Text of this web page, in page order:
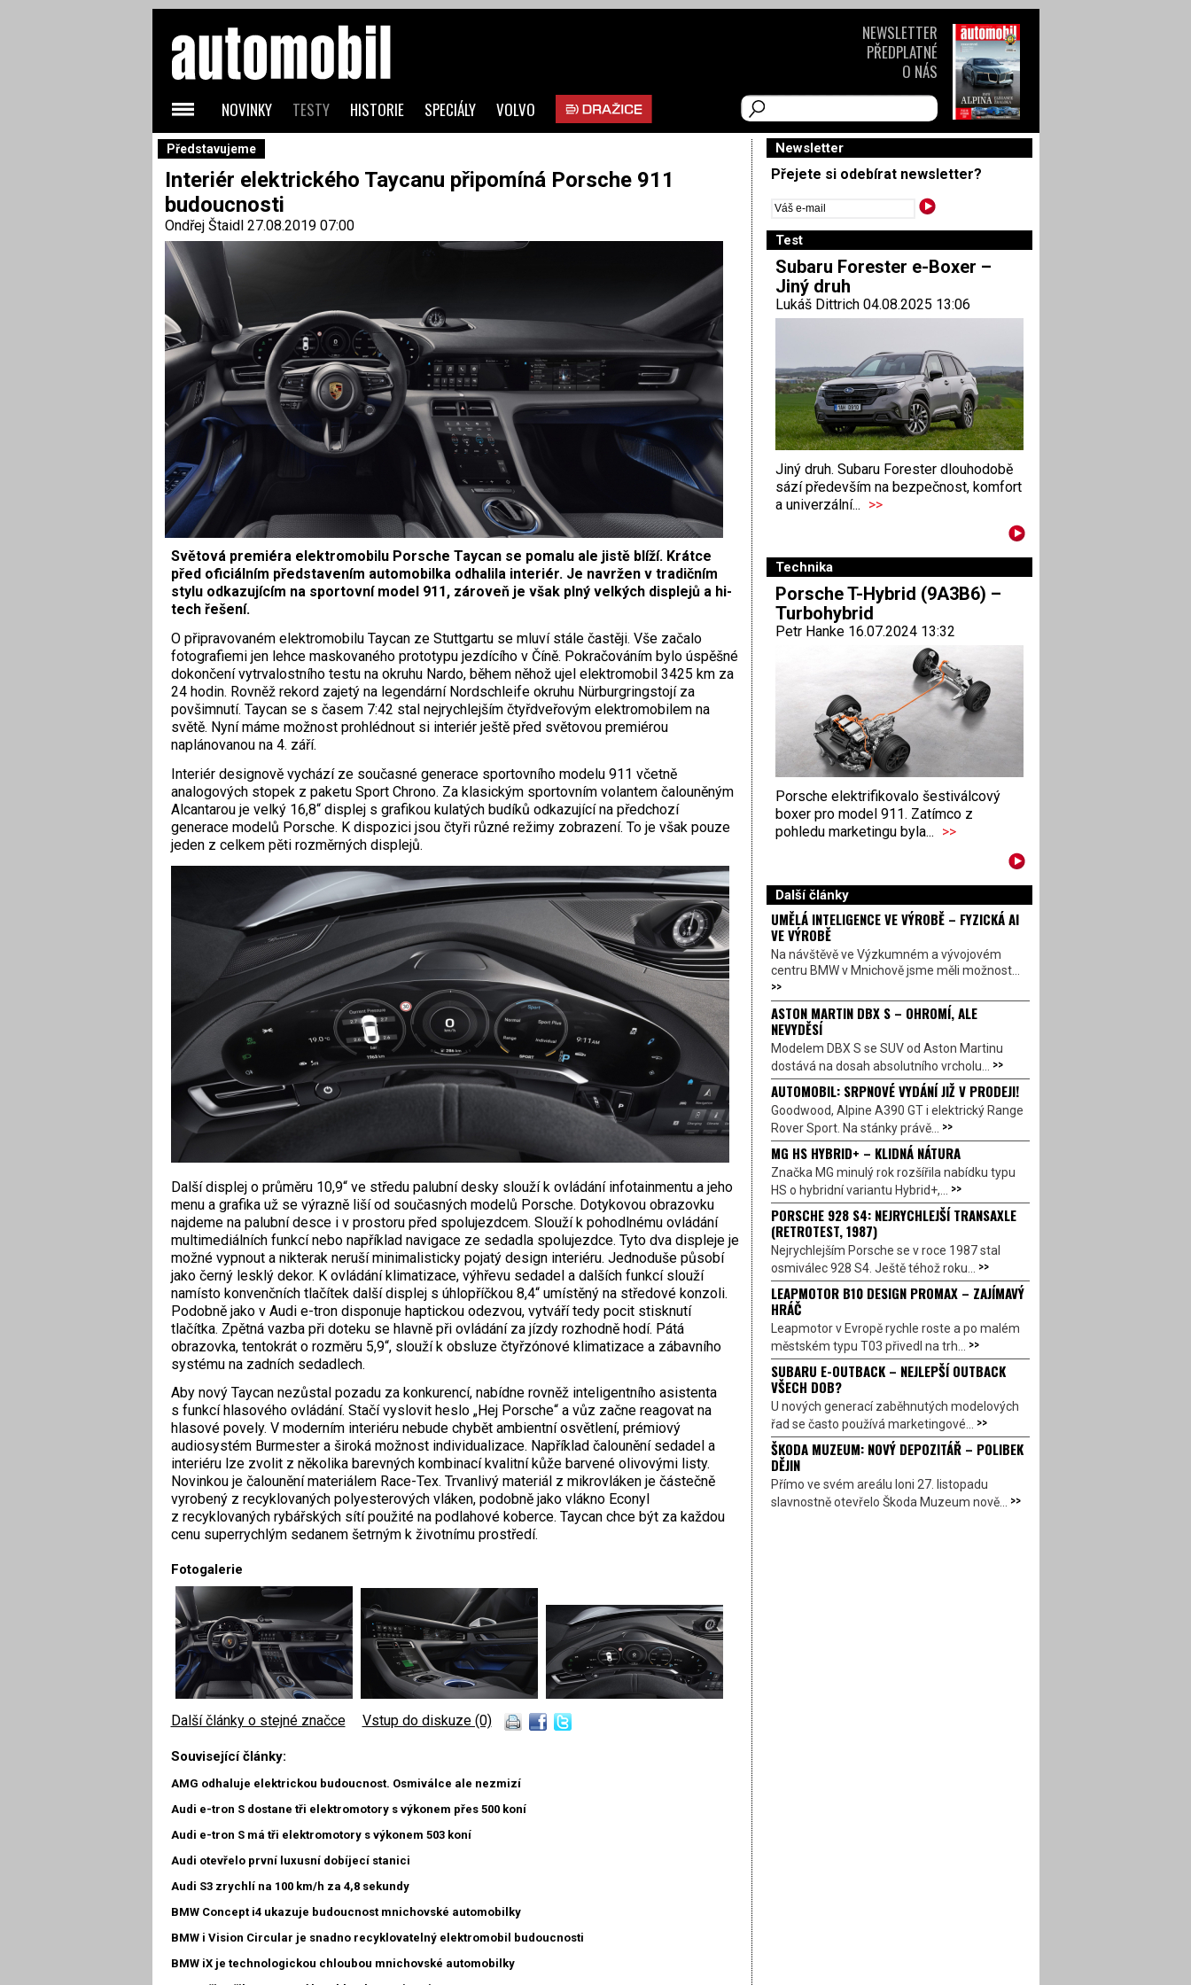
Představujeme
Interiér elektrického Taycanu připomíná Porsche 911
budoucnosti
Ondřej Štaidl27.08.2019 07:00
Světová premiéra elektromobilu Porsche Taycan se pomalu ale jistě blíží. Krátce
před oficiálním představením automobilka odhalila interiér. Je navržen v tradičním
stylu odkazujícím na sportovní model 911, zároveň je však plný velkých displejů a hi-
tech řešení.
O připravovaném elektromobilu Taycan ze Stuttgartu se mluví stále častěji. Vše začalo
fotografiemi jen lehce maskovaného prototypu jezdícího v Číně. Pokračováním bylo úspěšné
dokončení vytrvalostního testu na okruhu Nardo, během něhož ujel elektromobil 3425 km za
24 hodin. Rovněž rekord zajetý na legendární Nordschleife okruhu Nürburgringstojí za
povšimnutí. Taycan se s časem 7:42 stal nejrychlejším čtyřdveřovým elektromobilem na
světě. Nyní máme možnost prohlédnout si interiér ještě před světovou premiérou
naplánovanou na 4. září.
Interiér designově vychází ze současné generace sportovního modelu 911 včetně
analogových stopek z paketu Sport Chrono. Za klasickým sportovním volantem čalouněným
Alcantarou je velký 16,8“ displej s grafikou kulatých budíků odkazující na předchozí
generace modelů Porsche. K dispozici jsou čtyři různé režimy zobrazení. To je však pouze
jeden z celkem pěti rozměrných displejů.
Další displej o průměru 10,9“ ve středu palubní desky slouží k ovládání infotainmentu a jeho
menu a grafika už se výrazně liší od současných modelů Porsche. Dotykovou obrazovku
najdeme na palubní desce i v prostoru před spolujezdcem. Slouží k pohodlnému ovládání
multimediálních funkcí nebo například navigace ze sedadla spolujezdce. Tyto dva displeje je
možné vypnout a nikterak neruší minimalisticky pojatý design interiéru. Jednoduše působí
jako černý lesklý dekor. K ovládání klimatizace, výhřevu sedadel a dalších funkcí slouží
namísto konvenčních tlačítek další displej s úhlopříčkou 8,4“ umístěný na středové konzoli.
Podobně jako v Audi e-tron disponuje haptickou odezvou, vytváří tedy pocit stisknutí
tlačítka. Zpětná vazba při doteku se hlavně při ovládání za jízdy rozhodně hodí. Pátá
obrazovka, tentokrát o rozměru 5,9“, slouží k obsluze čtyřzónové klimatizace a zábavního
systému na zadních sedadlech.
Aby nový Taycan nezůstal pozadu za konkurencí, nabídne rovněž inteligentního asistenta
s funkcí hlasového ovládání. Stačí vyslovit heslo „Hej Porsche“ a vůz začne reagovat na
hlasové povely. V moderním interiéru nebude chybět ambientní osvětlení, prémiový
audiosystém Burmester a široká možnost individualizace. Například čalounění sedadel a
interiéru lze zvolit z několika barevných kombinací kvalitní kůže barvené olivovými listy.
Novinkou je čalounění materiálem Race-Tex. Trvanlivý materiál z mikrovláken je částečně
vyrobený z recyklovaných polyesterových vláken, podobně jako vlákno Econyl
z recyklovaných rybářských sítí použité na podlahové koberce. Taycan chce být za každou
cenu superrychlým sedanem šetrným k životnímu prostředí.
Fotogalerie
Další články o stejné značce Vstup do diskuze (0)
Související články:
AMG odhaluje elektrickou budoucnost. Osmiválce ale nezmizí
Audi e-tron S dostane tři elektromotory s výkonem přes 500 koní
Audi e-tron S má tři elektromotory s výkonem 503 koní
Audi otevřelo první luxusní dobíjecí stanici
Audi S3 zrychlí na 100 km/h za 4,8 sekundy
BMW Concept i4 ukazuje budoucnost mnichovské automobilky
BMW i Vision Circular je snadno recyklovatelný elektromobil budoucnosti
BMW iX je technologickou chloubou mnichovské automobilky
Newsletter
Přejete si odebírat newsletter?
Test
Subaru Forester e-Boxer –
Jiný druh
Lukáš Dittrich 04.08.2025 13:06
Jiný druh. Subaru Forester dlouhodobě
sází především na bezpečnost, komfort
a univerzální... >>
Technika
Porsche T-Hybrid (9A3B6) –
Turbohybrid
Petr Hanke 16.07.2024 13:32
Porsche elektrifikovalo šestiválcový
boxer pro model 911. Zatímco z
pohledu marketingu byla... >>
Další články
UMĚLÁ INTELIGENCE VE VÝROBĚ – FYZICKÁ AI
VE VÝROBĚ
Na návštěvě ve Výzkumném a vývojovém
centru BMW v Mnichově jsme měli možnost...
>>
ASTON MARTIN DBX S – OHROMÍ, ALE
NEVYDĚSÍ
Modelem DBX S se SUV od Aston Martinu
dostává na dosah absolutního vrcholu... >>
AUTOMOBIL: SRPNOVÉ VYDÁNÍ JIŽ V PRODEJI!
Goodwood, Alpine A390 GT i elektrický Range
Rover Sport. Na stánky právě... >>
MG HS HYBRID+ – KLIDNÁ NÁTURA
Značka MG minulý rok rozšířila nabídku typu
HS o hybridní variantu Hybrid+,... >>
PORSCHE 928 S4: NEJRYCHLEJŠÍ TRANSAXLE
(RETROTEST, 1987)
Nejrychlejším Porsche se v roce 1987 stal
osmiválec 928 S4. Ještě téhož roku... >>
LEAPMOTOR B10 DESIGN PROMAX – ZAJÍMAVÝ
HRÁČ
Leapmotor v Evropě rychle roste a po malém
městském typu T03 přivedl na trh... >>
SUBARU E-OUTBACK – NEJLEPŠÍ OUTBACK
VŠECH DOB?
U nových generací zaběhnutých modelových
řad se často používá marketingové... >>
ŠKODA MUZEUM: NOVÝ DEPOZITÁŘ – POLIBEK
DĚJIN
Přímo ve svém areálu loni 27. listopadu
slavnostně otevřelo Škoda Muzeum nově... >>
NOVINKY TESTY HISTORIE SPECIÁLY VOLVO
NEWSLETTER
PŘEDPLATNÉ
O NÁS